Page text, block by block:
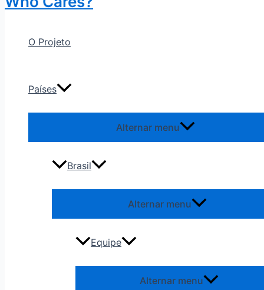
O Projeto
Países
Alternar menu
Brasil
Alternar menu
Equipe
Alternar menu